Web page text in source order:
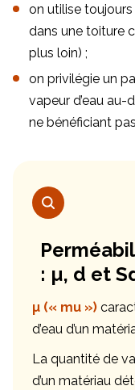
on utilise
dans une toiture
plus loin) ;
on privilégie un
vapeur d’eau
ne bénéficiant
: µ, d et
µ (« mu »)
d’eau d’un
La quantité de
d’un matériau